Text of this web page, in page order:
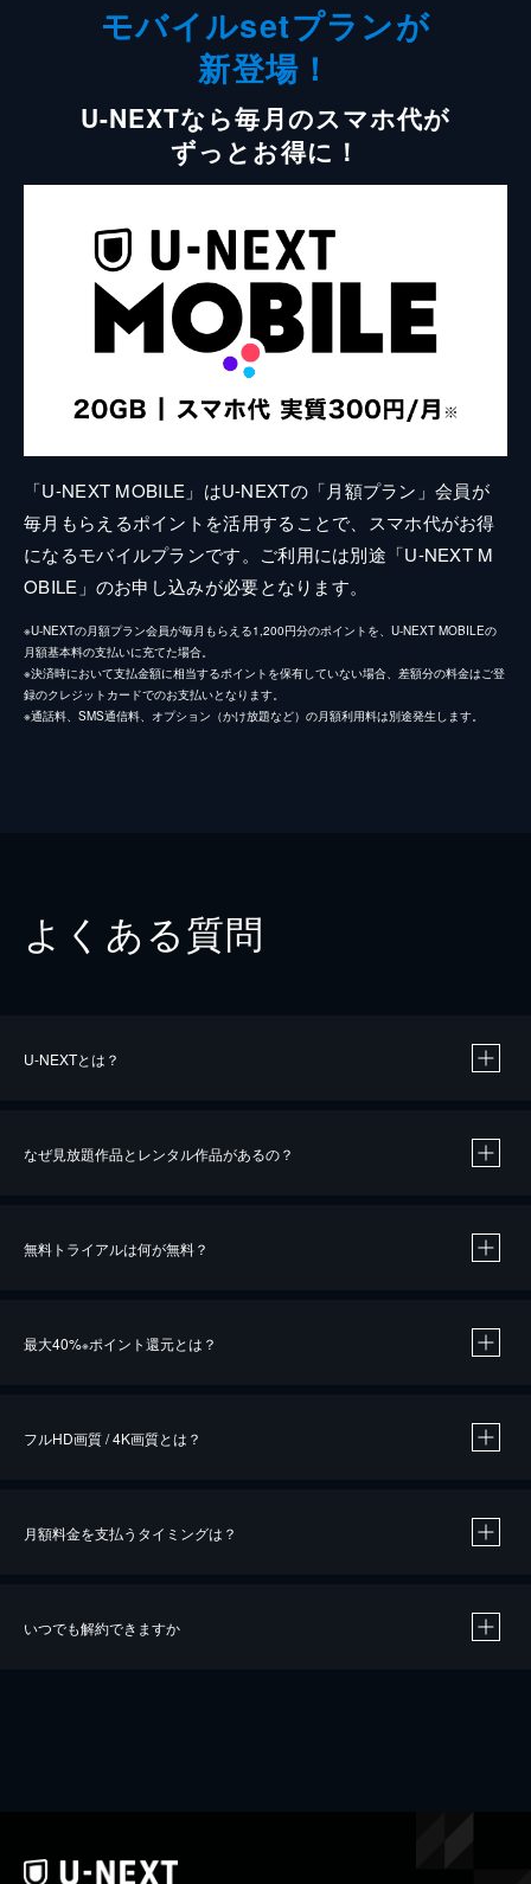
モバイルsetプランが
新登場！
U-NEXTなら毎月のスマホ代が
ずっとお得に！
「U-NEXT MOBILE」はU-NEXTの「月額プラン」会員が
毎月もらえるポイントを活用することで、スマホ代がお得
になるモバイルプランです。ご利用には別途「U-NEXT M
OBILE」のお申し込みが必要となります。
※U-NEXTの月額プラン会員が毎月もらえる1,200円分のポイントを、U-NEXT MOBILEの
月額基本料の支払いに充てた場合。
※決済時において支払金額に相当するポイントを保有していない場合、差額分の料金はご登
録のクレジットカードでのお支払いとなります。
※通話料、SMS通信料、オプション（かけ放題など）の月額利用料は別途発生します。
よくある質問
U-NEXTとは？
なぜ見放題作品とレンタル作品があるの？
無料トライアルは何が無料？
最大40%※ポイント還元とは？
※40％ポイント還元の対象は、クレジットカード決済による作品の購入 / レンタルです。
フルHD画質 / 4K画質とは？
月額料金を支払うタイミングは？
いつでも解約できますか